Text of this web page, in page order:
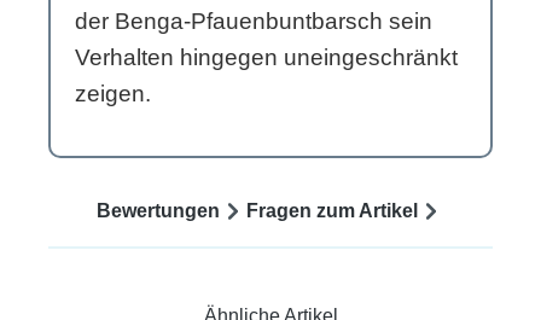
der Benga-Pfauenbuntbarsch sein
Verhalten hingegen uneingeschränkt
zeigen.
Bewertungen Fragen zum Artikel